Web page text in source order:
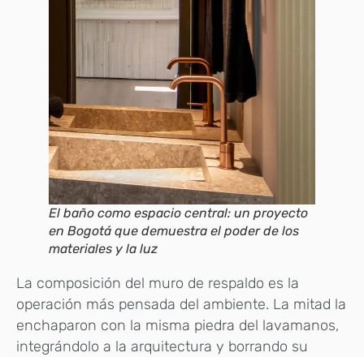
El baño como espacio central: un proyecto
en Bogotá que demuestra el poder de los
materiales y la luz
La composición del muro de respaldo es la
operación más pensada del ambiente. La mitad la
enchaparon con la misma piedra del lavamanos,
integrándolo a la arquitectura y borrando su